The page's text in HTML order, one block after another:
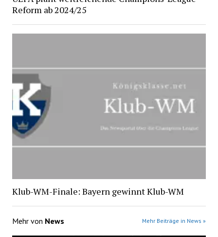
Reform ab 2024/25
Klub-WM-Finale: Bayern gewinnt Klub-WM
Mehr von News Mehr Beiträge in News »